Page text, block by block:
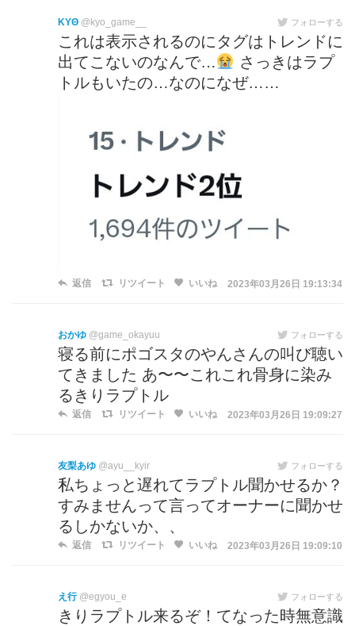
ΚΥΘ @kyo_game__ フォローする
これは表示されるのにタグはトレンドに
出てこないのなんで…
さっきはラプ
トルもいたの…なのになぜ……
返信 リツイート いいね 2023年03月26日 19:13:34
おかゆ @game_okayuu フォローする
寝る前にポゴスタのやんさんの叫び聴い
てきました あ〜〜これこれ骨身に染み
るきりラプトル
返信 リツイート いいね 2023年03月26日 19:09:27
友梨あゆ @ayu__kyir フォローする
私ちょっと遅れてラプトル聞かせるか？
すみませんって言ってオーナーに聞かせ
るしかないか、、
返信 リツイート いいね 2023年03月26日 19:09:10
え行 @egyou_e フォローする
きりラプトル来るぞ！てなった時無意識